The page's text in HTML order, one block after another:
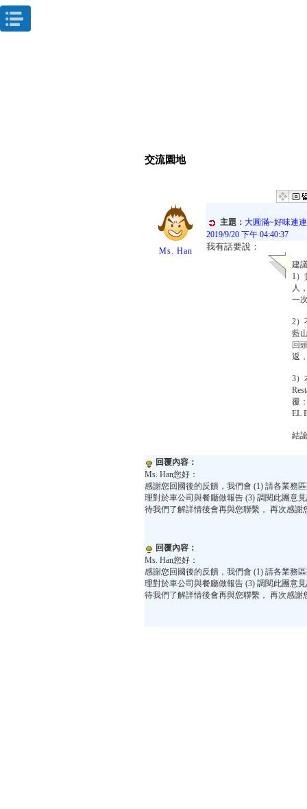
交流園地
Ms. Han
主題： 大圓滿~好味連
2019/9/20 下午 04:40:37
我有話要說：
建
1）
人
一
2）
藍
回
返
3）
覆
EL
結
回覆內容：
Ms. Han您好：
感謝您回國後的反饋，我們會 (1) 請各業務
理對於車公司與餐廳做報告 (3) 調閱此團意
待我們了解詳情後會再與您聯繫， 再次感謝
回覆內容：
Ms. Han您好：
感謝您回國後的反饋，我們會 (1) 請各業務
理對於車公司與餐廳做報告 (3) 調閱此團意
待我們了解詳情後會再與您聯繫， 再次感謝